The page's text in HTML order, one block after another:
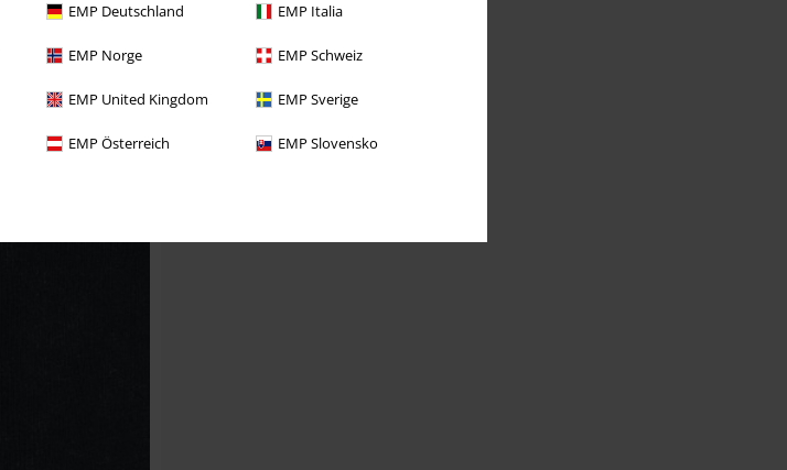
EMP Deutschland EMP Italia
EMP Norge EMP Schweiz
EMP United Kingdom EMP Sverige
EMP Österreich EMP Slovensko